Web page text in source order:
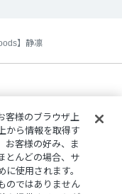
】静凛
商取引法に基づく表記
じさんじ公式サイト
客様のブラウザ上
から情報を取得す
お客様の好み、ま
とんどの場合、サ
使用されます。
のではありません